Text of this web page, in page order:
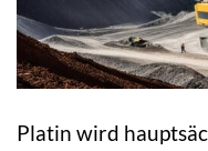
Platin wird